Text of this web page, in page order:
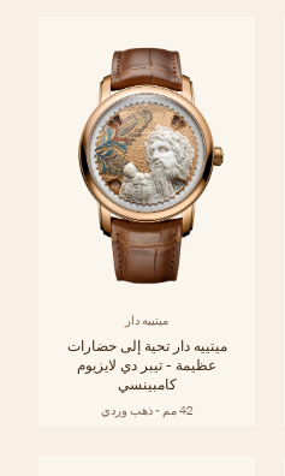
ميتييه دار
ميتييه دار تحية إلى حضارات
عظيمة - تيبر دي لايزيوم
كامبينسي
42 مم - ذهب وردي